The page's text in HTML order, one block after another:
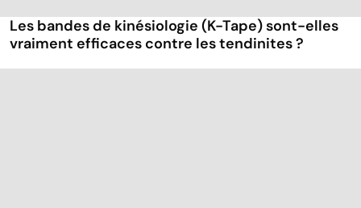
Les bandes de kinésiologie (K-Tape) sont-elles
vraiment efficaces contre les tendinites ?